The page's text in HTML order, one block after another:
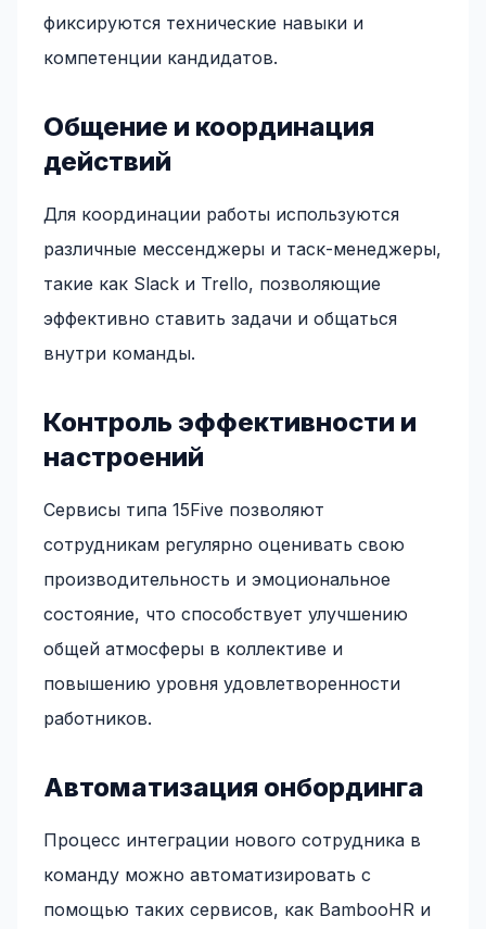
фиксируются технические навыки и
компетенции кандидатов.
Общение и координация
действий
Для координации работы используются
различные мессенджеры и таск-менеджеры,
такие как Slack и Trello, позволяющие
эффективно ставить задачи и общаться
внутри команды.
Контроль эффективности и
настроений
Сервисы типа 15Five позволяют
сотрудникам регулярно оценивать свою
производительность и эмоциональное
состояние, что способствует улучшению
общей атмосферы в коллективе и
повышению уровня удовлетворенности
работников.
Автоматизация онбординга
Процесс интеграции нового сотрудника в
команду можно автоматизировать с
помощью таких сервисов, как BambooHR и